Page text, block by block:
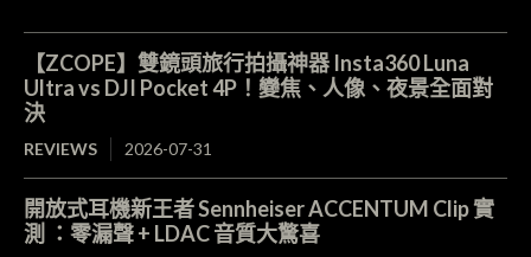
【ZCOPE】雙鏡頭旅行拍攝神器 Insta360 Luna
Ultra vs DJI Pocket 4P！變焦、人像、夜景全面對
決
REVIEWS 2026-07-31
開放式耳機新王者 Sennheiser ACCENTUM Clip 實
測 ：零漏聲 + LDAC 音質大驚喜